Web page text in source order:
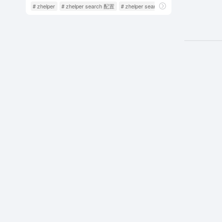
# zhelper # zhelper search 配置 # zhelper search 配置小工具 (yibook)